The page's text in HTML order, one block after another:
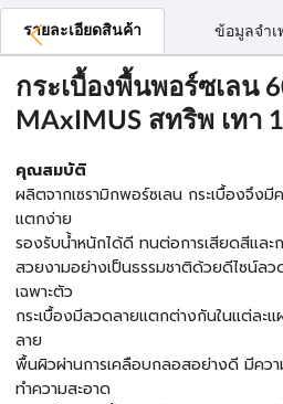
รายละเอียดสินค้า ข้อมูลจำเ
กระเบื้องพื้นพอร์ซเลน
MAxIMUS สทริพ เทา
คุณสมบัติ
ผลิตจากเซรามิกพอร์ซเลน กระเบื้องจึงมี
แตกง่าย
รองรับน้ำหนักได้ดี ทนต่อการเสียดสีและ
สวยงามอย่างเป็นธรรมชาติด้วยดีไซน์
เฉพาะตัว
กระเบื้องมีลวดลายแตกต่างกันในแต่ละ
ลาย
พื้นผิวผ่านการเคลือบกลอสอย่างดี มีควา
ทำความสะอาด